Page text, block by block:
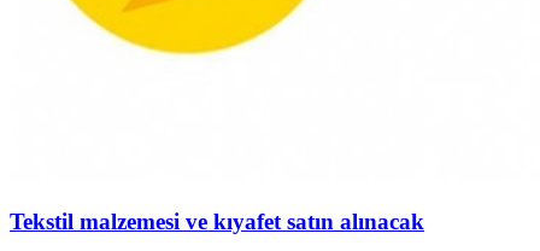
Tekstil malzemesi ve kıyafet satın alınacak